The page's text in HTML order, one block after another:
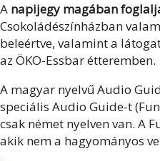
A napijegy magában
Csokoládészínházban
beleértve, valamint a
az ÖKO-Essbar étteremben.
A magyar nyelvű Audio
speciális Audio Guide-t
csak német nyelven van. A
akik nem a hagyományos